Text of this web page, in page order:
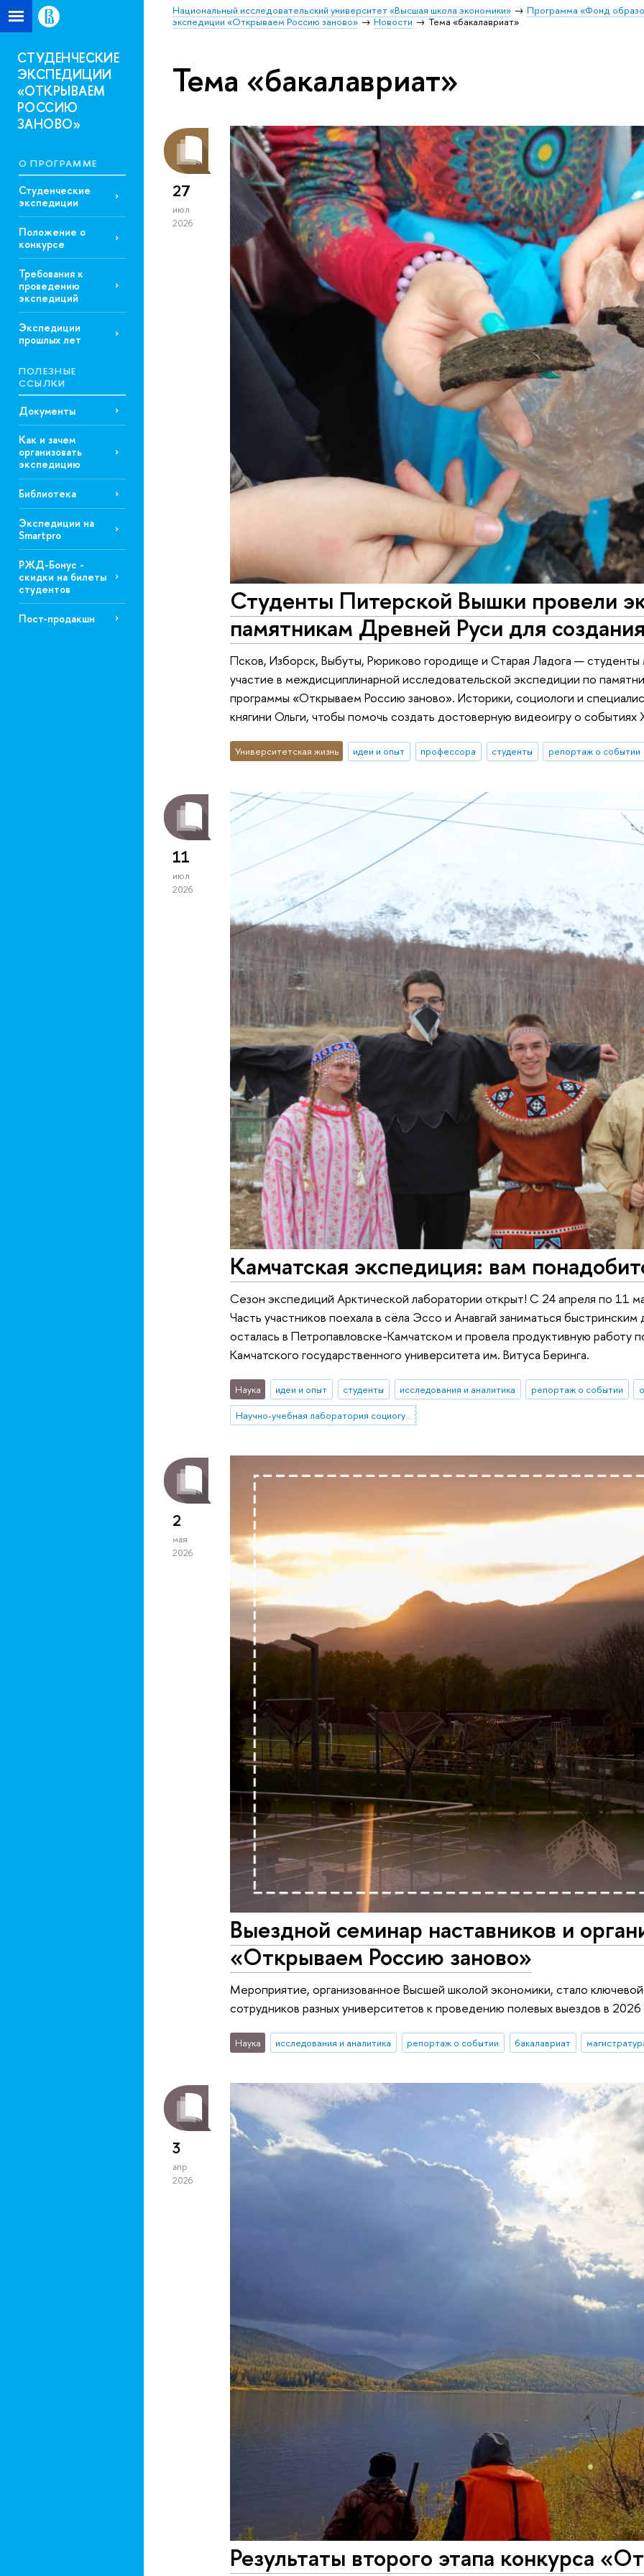
Национальный исследовательский университет «Высшая школа экономики»
Программа «Фонд
экспедиции «Открываем Россию заново»
Новости Тема «бакалавриат»
СТУДЕНЧЕСКИЕ
ЭКСПЕДИЦИИ
«ОТКРЫВАЕМ
РОССИЮ
ЗАНОВО»
О ПРОГРАММЕ
Студенческие
экспедиции
Положение о
конкурсе
Требования к
проведению
экспедиций
Экспедиции
прошлых лет
ПОЛЕЗНЫЕ
ССЫЛКИ
Документы
Как и зачем
организовать
экспедицию
Библиотека
Экспедиции на
Smartpro
РЖД-Бонус -
скидки на билеты
студентов
Пост-продакшн
Тема «бакалавриат»
27
июл
2026
Студенты Питерской Вышки провели
памятникам Древней Руси для
Псков, Изборск, Выбуты, Рюриково городище и Старая Ладога — студенты
участие в междисциплинарной исследовательской экспедиции по
программы «Открываем Россию заново». Историки, социологи и
княгини Ольги, чтобы помочь создать достоверную видеоигру о событиях
Университетская жизнь идеи и опыт профессора студенты репортаж о событии
11
июл
2026
Камчатская экспедиция: вам
Сезон экспедиций Арктической лаборатории открыт! С 24 апреля по 11
Часть участников поехала в сёла Эссо и Анавгай заниматься быстринским
осталась в Петропавловске-Камчатском и провела продуктивную работу
Камчатского государственного университета им. Витуса Беринга.
Наука идеи и опыт студенты исследования и аналитика репортаж о событии
Научно-учебная лаборатория социогуманитарных исследований Севера и Арктики
2
мая
2026
Выездной семинар наставников и
«Открываем Россию заново»
Мероприятие, организованное Высшей школой экономики, стало
сотрудников разных университетов к проведению полевых выездов в 2026
Наука исследования и аналитика репортаж о событии бакалавриат
3
апр
2026
Результаты второго этапа конкурса